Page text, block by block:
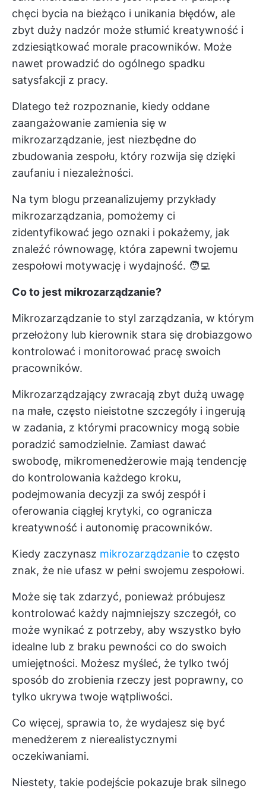
chęci bycia na bieżąco i unikania błędów, ale
zbyt duży nadzór może stłumić kreatywność i
zdziesiątkować morale pracowników. Może
nawet prowadzić do ogólnego spadku
satysfakcji z pracy.
Dlatego też rozpoznanie, kiedy oddane
zaangażowanie zamienia się w
mikrozarządzanie, jest niezbędne do
zbudowania zespołu, który rozwija się dzięki
zaufaniu i niezależności.
Na tym blogu przeanalizujemy przykłady
mikrozarządzania, pomożemy ci
zidentyfikować jego oznaki i pokażemy, jak
znaleźć równowagę, która zapewni twojemu
zespołowi motywację i wydajność. 🧑‍💻
Co to jest mikrozarządzanie?
Mikrozarządzanie to styl zarządzania, w którym
przełożony lub kierownik stara się drobiazgowo
kontrolować i monitorować pracę swoich
pracowników.
Mikrozarządzający zwracają zbyt dużą uwagę
na małe, często nieistotne szczegóły i ingerują
w zadania, z którymi pracownicy mogą sobie
poradzić samodzielnie. Zamiast dawać
swobodę, mikromenedżerowie mają tendencję
do kontrolowania każdego kroku,
podejmowania decyzji za swój zespół i
oferowania ciągłej krytyki, co ogranicza
kreatywność i autonomię pracowników.
Kiedy zaczynasz mikrozarządzanie to często
znak, że nie ufasz w pełni swojemu zespołowi.
Może się tak zdarzyć, ponieważ próbujesz
kontrolować każdy najmniejszy szczegół, co
może wynikać z potrzeby, aby wszystko było
idealne lub z braku pewności co do swoich
umiejętności. Możesz myśleć, że tylko twój
sposób do zrobienia rzeczy jest poprawny, co
tylko ukrywa twoje wątpliwości.
Co więcej, sprawia to, że wydajesz się być
menedżerem z nierealistycznymi
oczekiwaniami.
Niestety, takie podejście pokazuje brak silnego